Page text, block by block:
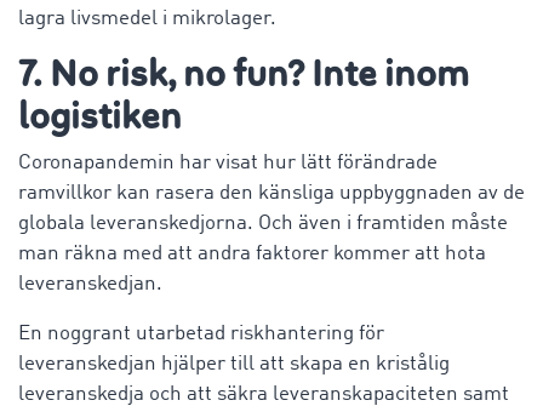
lagra livsmedel i mikrolager.
7. No risk, no fun? Inte inom
logistiken
Coronapandemin har visat hur lätt förändrade
ramvillkor kan rasera den känsliga uppbyggnaden av de
globala leveranskedjorna. Och även i framtiden måste
man räkna med att andra faktorer kommer att hota
leveranskedjan.
En noggrant utarbetad riskhantering för
leveranskedjan hjälper till att skapa en kristålig
leveranskedja och att säkra leveranskapaciteten samt